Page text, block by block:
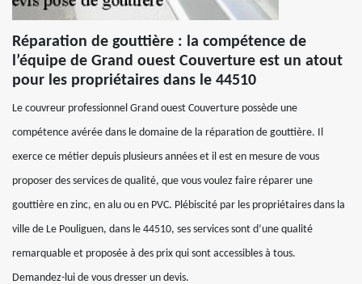
Réparation de gouttière : la compétence de
l’équipe de Grand ouest Couverture est un atout
pour les propriétaires dans le 44510
Le couvreur professionnel Grand ouest Couverture possède une
compétence avérée dans le domaine de la réparation de gouttière. Il
exerce ce métier depuis plusieurs années et il est en mesure de vous
proposer des services de qualité, que vous voulez faire réparer une
gouttière en zinc, en alu ou en PVC. Plébiscité par les propriétaires dans la
ville de Le Pouliguen, dans le 44510, ses services sont d’une qualité
remarquable et proposée à des prix qui sont accessibles à tous.
Demandez-lui de vous dresser un devis.